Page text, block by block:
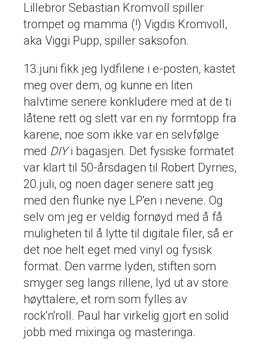
Lillebror Sebastian Kromvoll spiller
trompet og mamma (!) Vigdis Kromvoll,
aka Viggi Pupp, spiller saksofon.
13.juni fikk jeg lydfilene i e-posten, kastet
meg over dem, og kunne en liten
halvtime senere konkludere med at de ti
låtene rett og slett var en ny formtopp fra
karene, noe som ikke var en selvfølge
med DIYi bagasjen. Det fysiske formatet
var klart til 50-årsdagen til Robert Dyrnes,
20.juli, og noen dager senere satt jeg
med den flunke nye LP'en i nevene. Og
selv om jeg er veldig fornøyd med å få
muligheten til å lytte til digitale filer, så er
det noe helt eget med vinyl og fysisk
format. Den varme lyden, stiften som
smyger seg langs rillene, lyd ut av store
høyttalere, et rom som fylles av
rock'n'roll. Paul har virkelig gjort en solid
jobb med mixinga og masteringa.